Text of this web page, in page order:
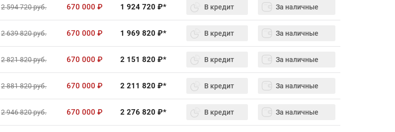
2 594 720руб. 670 000 ₽ 1 924 720 ₽* В кредит За наличные
2 639 820руб. 670 000 ₽ 1 969 820 ₽* В кредит За наличные
2 821 820руб. 670 000 ₽ 2 151 820 ₽* В кредит За наличные
2 881 820руб. 670 000 ₽ 2 211 820 ₽* В кредит За наличные
2 946 820руб. 670 000 ₽ 2 276 820 ₽* В кредит За наличные